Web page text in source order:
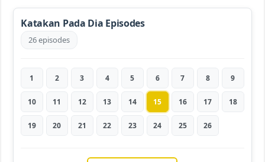
Katakan Pada Dia Episodes
26 episodes
1 2 3 4 5 6 7 8 9
10 11 12 13 14 15 16 17 18
19 20 21 22 23 24 25 26